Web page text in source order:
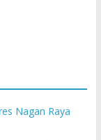
Nagan Raya